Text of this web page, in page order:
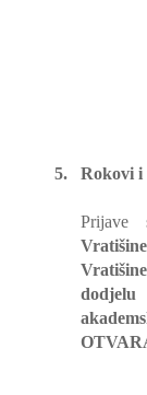
5. Rokovi i
Prijave